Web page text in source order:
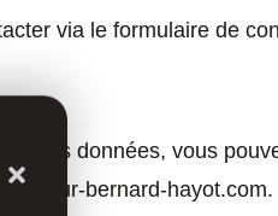
via le formulaire de
vos données, vous
bernard-hayot.com.